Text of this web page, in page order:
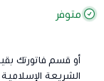
متوفر
أو قسم فاتورتك
الشريعة الإسلامية